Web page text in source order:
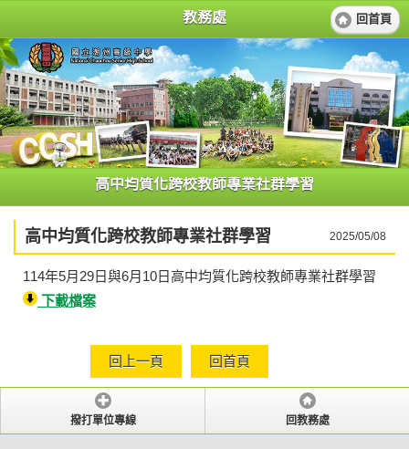
教務處 回首頁
高中均質化跨校教師專業社群學習
高中均質化跨校教師專業社群學習 2025/05/08
114年5月29日與6月10日高中均質化跨校教師專業社群學習
下載檔案
回上一頁 回首頁
撥打單位專線 回教務處